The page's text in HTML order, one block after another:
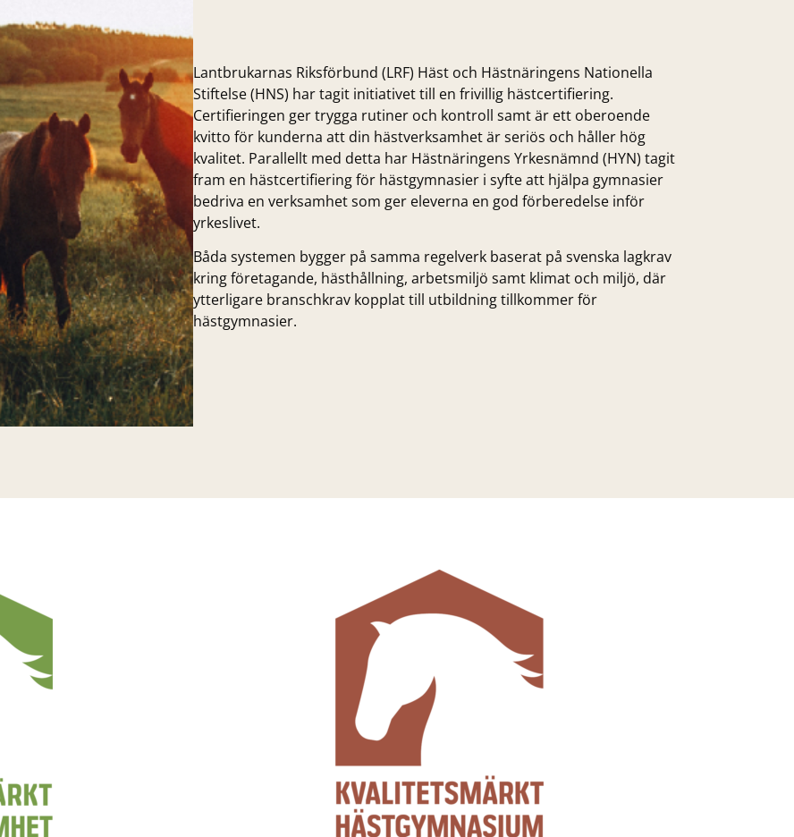
Lantbrukarnas Riksförbund (LRF) Häst och Hästnäringens Nationella
Stiftelse (HNS) har tagit initiativet till en frivillig hästcertifiering.
Certifieringen ger trygga rutiner och kontroll samt är ett oberoende
kvitto för kunderna att din hästverksamhet är seriös och håller hög
kvalitet. Parallellt med detta har Hästnäringens Yrkesnämnd (HYN) tagit
fram en hästcertifiering för hästgymnasier i syfte att hjälpa gymnasier
bedriva en verksamhet som ger eleverna en god förberedelse inför
yrkeslivet.
Båda systemen bygger på samma regelverk baserat på svenska lagkrav
kring företagande, hästhållning, arbetsmiljö samt klimat och miljö, där
ytterligare branschkrav kopplat till utbildning tillkommer för
hästgymnasier.